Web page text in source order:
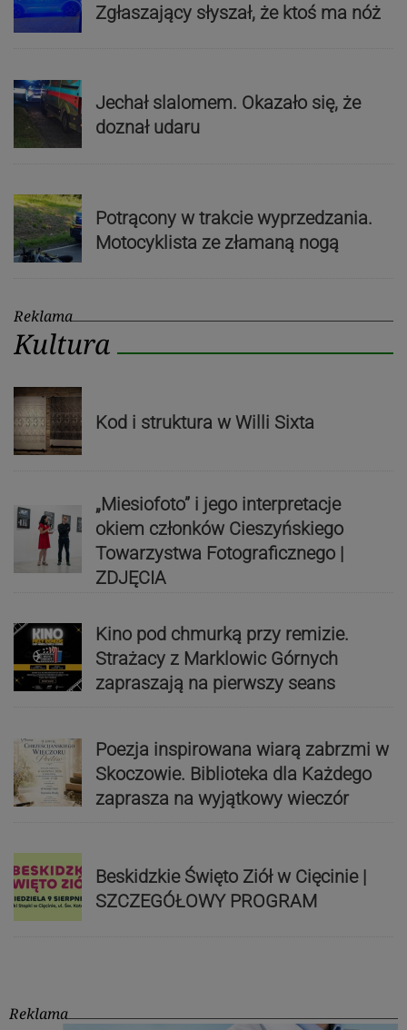
Zgłaszający słyszał, że ktoś ma nóż
Jechał slalomem. Okazało się, że
doznał udaru
Potrącony w trakcie wyprzedzania.
Motocyklista ze złamaną nogą
Reklama
Kultura
Kod i struktura w Willi Sixta
„Miesiofoto” i jego interpretacje
okiem członków Cieszyńskiego
Towarzystwa Fotograficznego |
ZDJĘCIA
Kino pod chmurką przy remizie.
Strażacy z Marklowic Górnych
zapraszają na pierwszy seans
Poezja inspirowana wiarą zabrzmi w
Skoczowie. Biblioteka dla Każdego
zaprasza na wyjątkowy wieczór
Beskidzkie Święto Ziół w Cięcinie |
SZCZEGÓŁOWY PROGRAM
Reklama